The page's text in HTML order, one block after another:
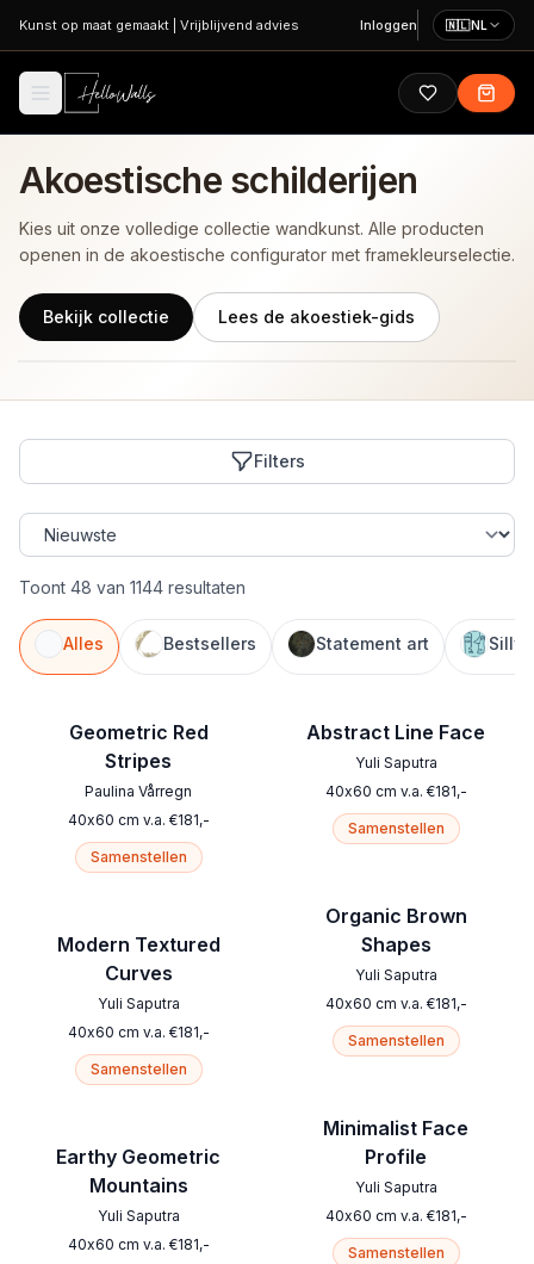
Ga naar hoofdinhoud
Kunst op maat gemaakt Vrijblijvend advies Inloggen 🇳🇱NL
Akoestische schilderijen
Kies uit onze volledige collectie wandkunst. Alle producten
openen in de akoestische configurator met framekleurselectie.
Bekijk collectie Lees de akoestiek-gids
Filters
Toont 48 van 1144 resultaten
Alles Bestsellers Statement art Silly
Geometric Red
Stripes
Paulina Vårregn
40x60 cm v.a. €181,-
Samenstellen
Modern Textured
Curves
Yuli Saputra
40x60 cm v.a. €181,-
Samenstellen
Earthy Geometric
Mountains
Yuli Saputra
40x60 cm v.a. €181,-
Abstract Line Face
Yuli Saputra
40x60 cm v.a. €181,-
Samenstellen
Organic Brown
Shapes
Yuli Saputra
40x60 cm v.a. €181,-
Samenstellen
Minimalist Face
Profile
Yuli Saputra
40x60 cm v.a. €181,-
Samenstellen